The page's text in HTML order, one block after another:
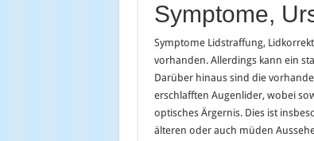
Symptome,
Symptome Lidstraffung,
vorhanden. Allerdings kann ein
Darüber hinaus sind die
erschlafften Augenlider, wobei
optisches Ärgernis. Dies ist
älteren oder auch müden